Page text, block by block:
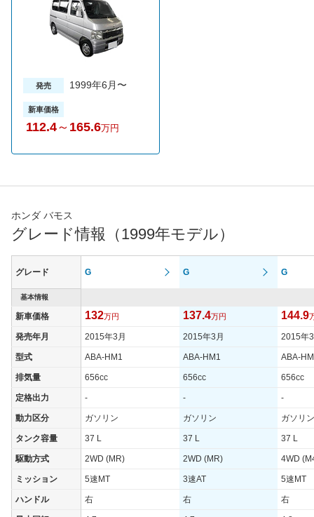
発売 1999年6月〜
新車価格
112.4～ 165.6万円
ホンダ バモス
グレード情報（1999年モデル）
グレード G G G
基本情報
新車価格 132万円 137.4万円 144.9
発売年月 2015年3月 2015年3月 2015年
型式 ABA-HM1 ABA-HM1 ABA-
排気量 656cc 656cc 656cc
定格出力 - - -
動力区分 ガソリン ガソリン ガソリン
タンク容量 37 L 37 L 37 L
駆動方式 2WD (MR) 2WD (MR) 4WD
ミッション 5速MT 3速AT 5速MT
ハンドル 右 右 右